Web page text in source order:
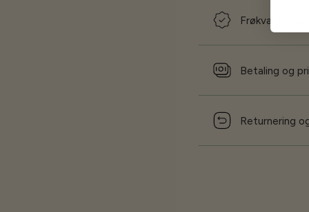
Frøkvalitet og
Betaling og
Returnering